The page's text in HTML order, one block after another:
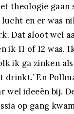
theologie gaan
en er was
Dat sloot wel
ik 11 of 12 was.
ik ga zinken
En
ideeën bij.
op gang